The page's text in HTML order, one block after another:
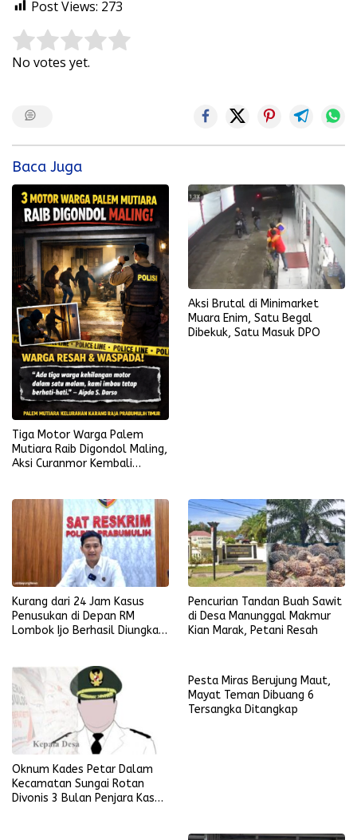
Post Views: 273
Rate this item:
No votes yet.
Baca Juga
Tiga Motor Warga Palem
Mutiara Raib Digondol Maling,
Aksi Curanmor Kembali
Aksi Brutal di Minimarket
Muara Enim, Satu Begal
Dibekuk, Satu Masuk DPO
Kurang dari 24 Jam Kasus
Penusukan di Depan RM
Lombok Ijo Berhasil Diungkap,
Pencurian Tandan Buah Sawit
di Desa Manunggal Makmur
Kian Marak, Petani Resah
Oknum Kades Petar Dalam
Kecamatan Sungai Rotan
Divonis 3 Bulan Penjara Kasus
Pesta Miras Berujung Maut,
Mayat Teman Dibuang 6
Tersangka Ditangkap